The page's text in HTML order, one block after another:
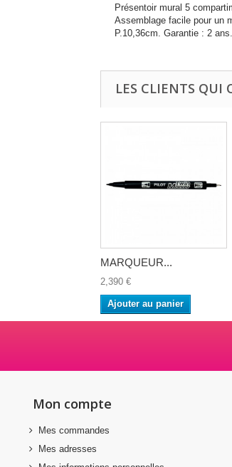
Présentoir mural 5
Assemblage facile pour un
P.10,36cm. Garantie : 2 ans.
LES CLIENTS QUI
MARQUEUR...
2,390 €
Ajouter au panier
Mon compte
Mes commandes
Mes adresses